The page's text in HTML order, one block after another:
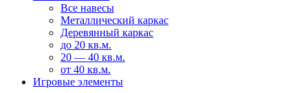
Все навесы
Металлический каркас
Деревянный каркас
до 20 кв.м.
20 — 40 кв.м.
от 40 кв.м.
Игровые элементы